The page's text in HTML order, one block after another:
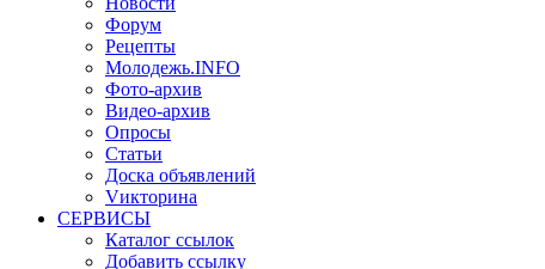
Форум
Рецепты
Молодежь.INFO
Фото-архив
Видео-архив
Опросы
Статьи
Доска объявлений
Vикторина
СЕРВИСЫ
Каталог ссылок
Добавить ссылку